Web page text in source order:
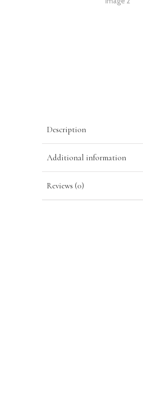
Description
Additional information
Reviews (0)